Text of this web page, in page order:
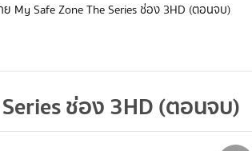
My Safe Zone The Series ช่อง 3HD (ตอนจบ)
ช่อง 3HD (ตอนจบ)